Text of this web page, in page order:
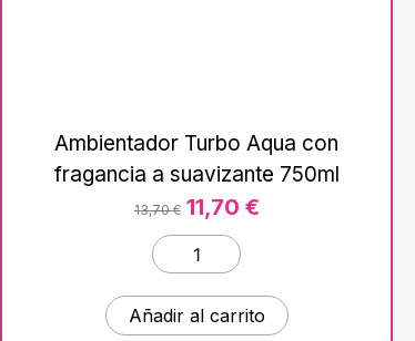
Ambientador Turbo Aqua con
fragancia a suavizante 750ml
13,70€ 11,70 €
Añadir al carrito